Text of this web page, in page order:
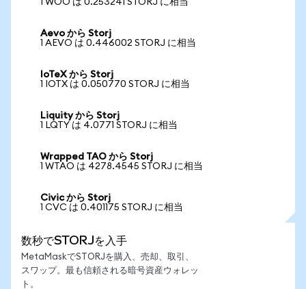
1 WOO は 0.253241 STORJ に相当
Aevo から Storj
1 AEVO は 0.446002 STORJ に相当
IoTeX から Storj
1 IOTX は 0.050770 STORJ に相当
Liquity から Storj
1 LQTY は 4.0771 STORJ に相当
Wrapped TAO から Storj
1 WTAO は 4278.4545 STORJ に相当
Civic から Storj
1 CVC は 0.401175 STORJ に相当
数秒でSTORJを入手
MetaMaskでSTORJを購入、売却、取引、
スワップ。最も信頼される暗号資産ウォレッ
ト。